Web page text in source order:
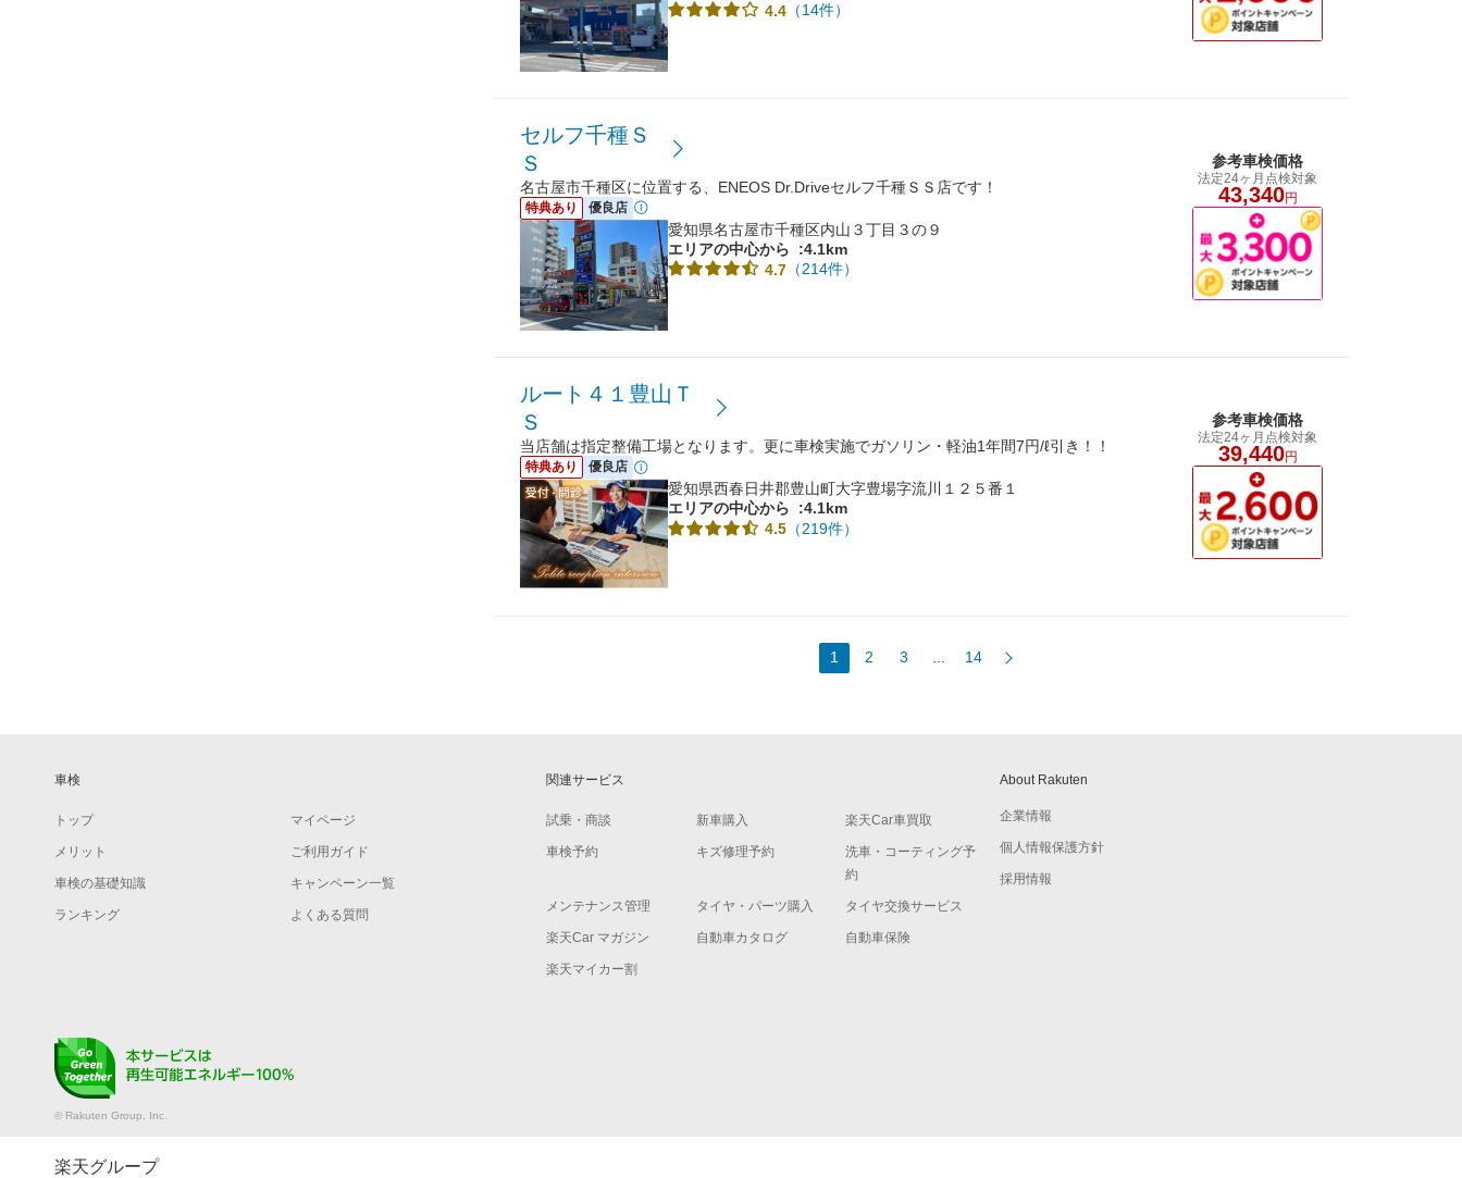
4.4 （14件）
セルフ千種Ｓ
Ｓ
名古屋市千種区に位置する、ENEOS Dr.Driveセルフ千種ＳＳ店です！
特典あり 優良店
愛知県名古屋市千種区内山３丁目３の９
エリアの中心から
:4.1km
4.7 （214件）
参考車検価格
法定24ヶ月点検対象
43,340円
ルート４１豊山Ｔ
Ｓ
当店舗は指定整備工場となります。更に車検実施でガソリン・軽油1年間7円/ℓ引き！！
特典あり 優良店
愛知県西春日井郡豊山町大字豊場字流川１２５番１
エリアの中心から
:4.1km
4.5 （219件）
参考車検価格
法定24ヶ月点検対象
39,440円
1 2 3 ... 14
車検
トップ マイページ
メリット ご利用ガイド
車検の基礎知識 キャンペーン一覧
ランキング よくある質問
関連サービス
試乗・商談 新車購入 楽天Car車買取
車検予約 キズ修理予約
洗車・コーティング予
約
メンテナンス管理 タイヤ・パーツ購入 タイヤ交換サービス
楽天Car マガジン 自動車カタログ 自動車保険
楽天マイカー割
About Rakuten
企業情報
個人情報保護方針
採用情報
© Rakuten Group, Inc.
楽天グループ